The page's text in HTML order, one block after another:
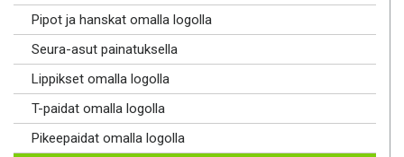
Pipot ja hanskat omalla logolla
Seura-asut painatuksella
Lippikset omalla logolla
T-paidat omalla logolla
Pikeepaidat omalla logolla